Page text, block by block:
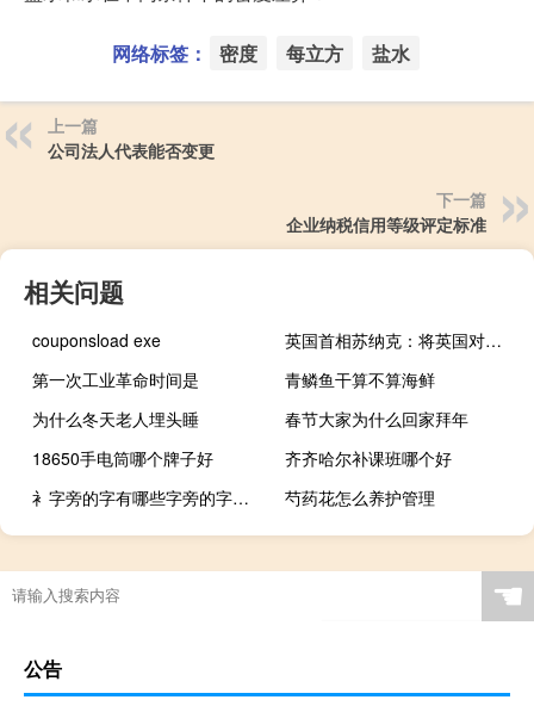
网络标签： 密度 每立方 盐水
上一篇
公司法人代表能否变更
下一篇
企业纳税信用等级评定标准
相关问题
couponsload exe
英国首相苏纳克：将英国对巴勒斯坦人民的援助资金增加三分之一达到1000万英镑
第一次工业革命时间是
青鳞鱼干算不算海鲜
为什么冬天老人埋头睡
春节大家为什么回家拜年
18650手电筒哪个牌子好
齐齐哈尔补课班哪个好
衤字旁的字有哪些字旁的字（衣字旁的字有哪些字）
芍药花怎么养护管理
☚
公告